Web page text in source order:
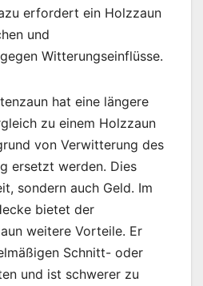
erfordert ein Holzzaun
und
Witterungseinflüsse.
hat eine längere
zu einem Holzzaun
von Verwitterung des
ersetzt werden. Dies
sondern auch Geld. Im
bietet der
weitere Vorteile. Er
Schnitt- oder
und ist schwerer zu